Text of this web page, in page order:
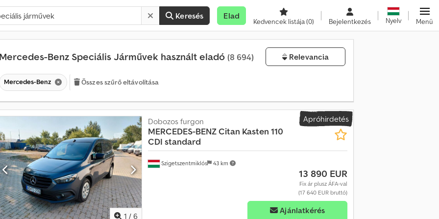
Keresés Elad
Kedvencek listája(0) Bejelentkezés Nyelv Menü
Mercedes-Benz Speciális Járművek használt eladó (8 694) Relevancia
Mercedes-Benz Összes szűrő eltávolítása
Apróhirdetés
1 / 6
Szigetszentmiklós 43 km
Dobozos furgon
MERCEDES-BENZCitan Kasten 110
CDI standard
13 890 EUR
Fix ár plusz ÁFA-val
(17 640 EUR bruttó)
Ajánlatkérés
H
a
v
o